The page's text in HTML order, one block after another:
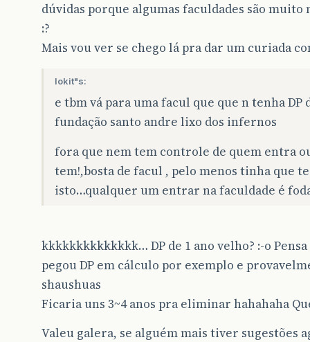
dúvidas porque algumas faculdades são
:?
Mais vou ver se chego lá pra dar um curiada
lokit"s:
e tbm vá para uma facul que que n tenha DP
fundação santo andre lixo dos infernos
fora que nem tem controle de quem entra
tem!,bosta de facul , pelo menos tinha que
isto…qualquer um entrar na faculdade é
kkkkkkkkkkkkkk… DP de 1 ano velho? :-o
pegou DP em cálculo por exemplo e
shaushuas
Ficaria uns 3~4 anos pra eliminar hahahaha
Valeu galera, se alguém mais tiver sugestões